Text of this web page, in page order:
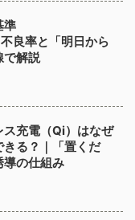
準
良率と「明日から
で解説
ス充電（Qi）はなぜ
る？｜「置くだ
導の仕組み